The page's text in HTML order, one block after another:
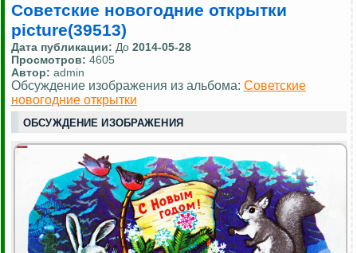
Советские новогодние открытки
picture(39513)
Дата публикации: До 2014-05-28
Просмотров: 4605
Автор: admin
Обсуждение изображения из альбома: Советские
новогодние открытки
ОБСУЖДЕНИЕ ИЗОБРАЖЕНИЯ